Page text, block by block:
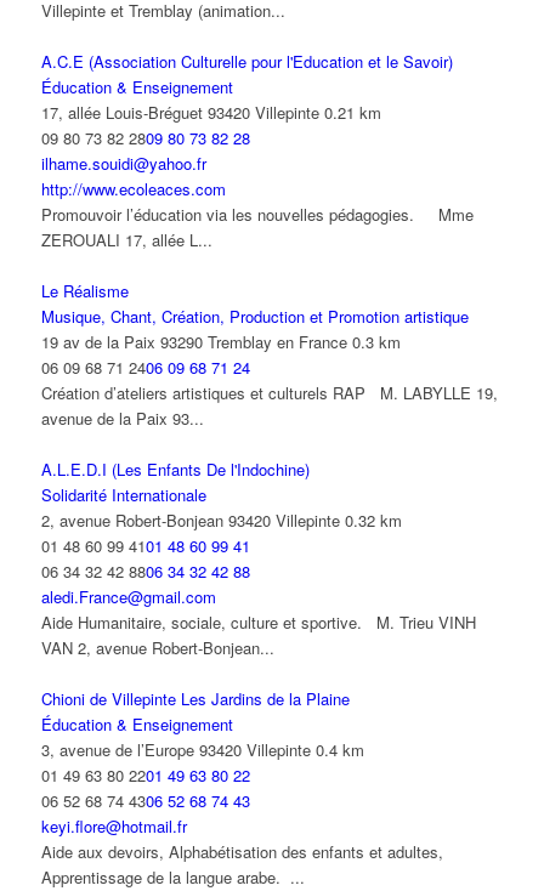
Villepinte et Tremblay (animation...
A.C.E (Association Culturelle pour l'Education et le Savoir)
Éducation & Enseignement
17, allée Louis-Bréguet 93420 Villepinte 0.21 km
09 80 73 82 2809 80 73 82 28
ilhame.souidi@yahoo.fr
http://www.ecoleaces.com
Promouvoir l’éducation via les nouvelles pédagogies. Mme
ZEROUALI 17, allée L...
Le Réalisme
Musique, Chant, Création, Production et Promotion artistique
19 av de la Paix 93290 Tremblay en France 0.3 km
06 09 68 71 2406 09 68 71 24
Création d’ateliers artistiques et culturels RAP M. LABYLLE 19,
avenue de la Paix 93...
A.L.E.D.I (Les Enfants De l'Indochine)
Solidarité Internationale
2, avenue Robert-Bonjean 93420 Villepinte 0.32 km
01 48 60 99 4101 48 60 99 41
06 34 32 42 8806 34 32 42 88
aledi.France@gmail.com
Aide Humanitaire, sociale, culture et sportive. M. Trieu VINH
VAN 2, avenue Robert-Bonjean...
Chioni de Villepinte Les Jardins de la Plaine
Éducation & Enseignement
3, avenue de l’Europe 93420 Villepinte 0.4 km
01 49 63 80 2201 49 63 80 22
06 52 68 74 4306 52 68 74 43
keyi.flore@hotmail.fr
Aide aux devoirs, Alphabétisation des enfants et adultes,
Apprentissage de la langue arabe. ...